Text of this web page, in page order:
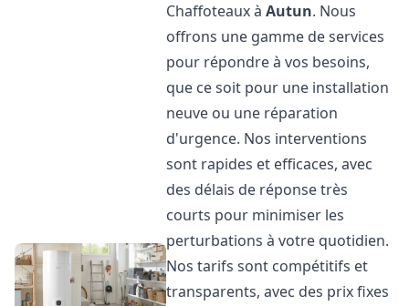
Chaffoteaux àAutun. Nous
offrons une gamme de services
pour répondre à vos besoins,
que ce soit pour une installation
neuve ou une réparation
d'urgence. Nos interventions
sont rapides et efficaces, avec
des délais de réponse très
courts pour minimiser les
perturbations à votre quotidien.
Nos tarifs sont compétitifs et
transparents, avec des prix fixes